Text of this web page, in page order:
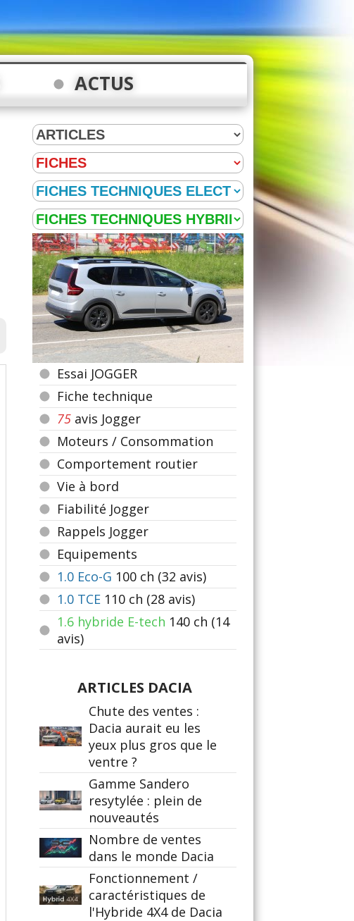
ACTUS
Essai JOGGER
Fiche technique
75 avis Jogger
Moteurs / Consommation
Comportement routier
Vie à bord
Fiabilité Jogger
Rappels Jogger
Equipements
1.0 Eco-G 100 ch (32 avis)
1.0 TCE 110 ch (28 avis)
1.6 hybride E-tech 140 ch (14
avis)
ARTICLES DACIA
Chute des ventes :
Dacia aurait eu les
yeux plus gros que le
ventre ?
Gamme Sandero
resytylée : plein de
nouveautés
Nombre de ventes
dans le monde Dacia
Fonctionnement /
caractéristiques de
l'Hybride 4X4 de Dacia